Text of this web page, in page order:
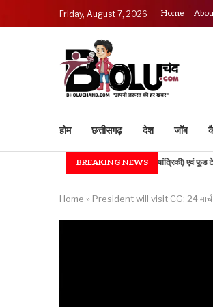
Friday, August 7, 2026 Home
होम छत्तीसगढ़ देश जॉब
BREAKING NEWS
IGKV में B.TECH (कृषि अभियांत्रिकी) एवं फूड टेक्नोलॉजी...
Home » President will visit CG: 24 मार्च